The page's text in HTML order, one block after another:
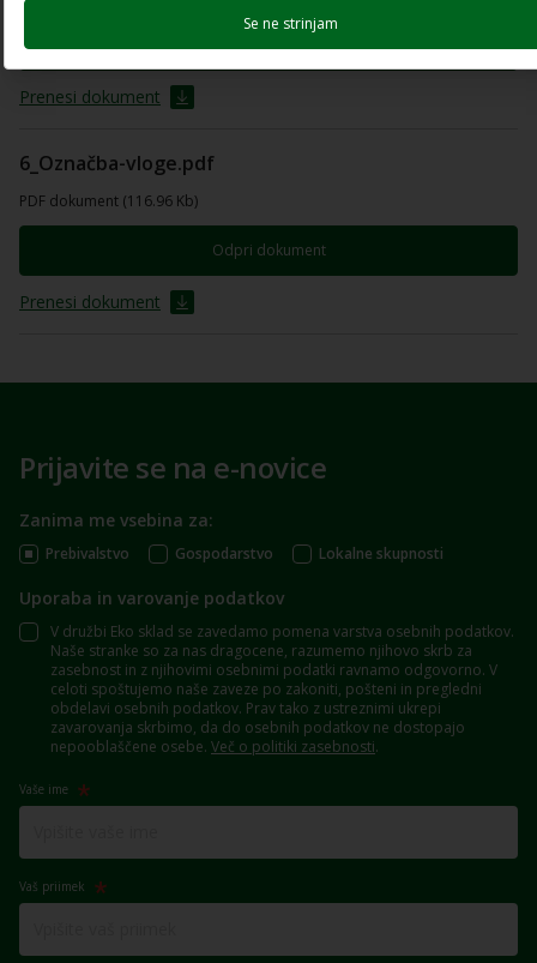
Odpri dokument
Prenesi dokument
6_Označba-vloge.pdf
PDF dokument (116.96 Kb)
Odpri dokument
Prenesi dokument
Prijavite se na e-novice
Zanima me vsebina za:
Prebivalstvo Gospodarstvo Lokalne skupnosti
Uporaba in varovanje podatkov
V družbi Eko sklad se zavedamo pomena varstva osebnih podatkov.
Naše stranke so za nas dragocene, razumemo njihovo skrb za
zasebnost in z njihovimi osebnimi podatki ravnamo odgovorno. V
celoti spoštujemo naše zaveze po zakoniti, pošteni in pregledni
obdelavi osebnih podatkov. Prav tako z ustreznimi ukrepi
zavarovanja skrbimo, da do osebnih podatkov ne dostopajo
nepooblaščene osebe. Več o politiki zasebnosti.
Vaše ime
Vaš priimek
Se ne strinjam